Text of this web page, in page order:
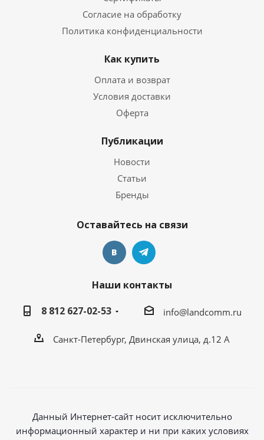
Согласие на обработку
Политика конфиденциальности
Как купить
Оплата и возврат
Условия доставки
Оферта
Публикации
Новости
Статьи
Бренды
Оставайтесь на связи
Наши контакты
8 812 627-02-53
info@landcomm.ru
Санкт-Петербург, Двинская улица, д.12 А
Данный Интернет-сайт носит исключительно
информационный характер и ни при каких условиях